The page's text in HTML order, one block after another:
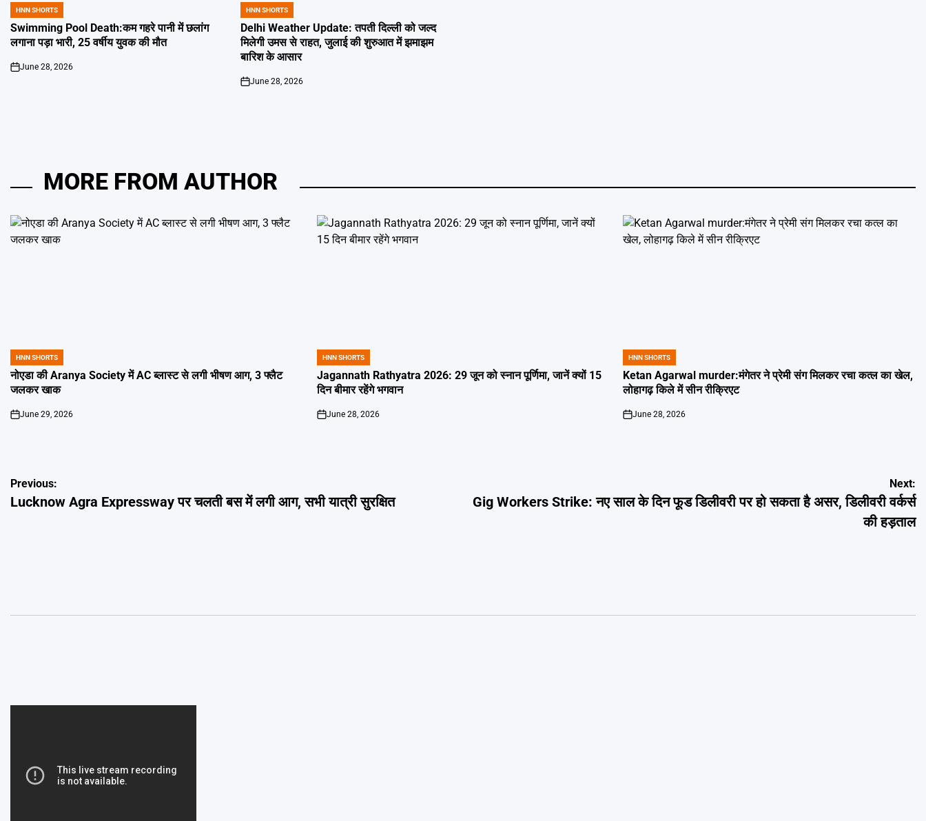
POSTED
IN
HNN SHORTS
Swimming Pool Death:कम गहरे पानी में छलांग
लगाना पड़ा भारी, 25 वर्षीय युवक की मौत
on
June 28, 2026
POSTED
IN
HNN SHORTS
Delhi Weather Update: तपती दिल्ली को जल्द
मिलेगी उमस से राहत, जुलाई की शुरुआत में झमाझम
बारिश के आसार
on
June 28, 2026
MORE FROM AUTHOR
POSTED
IN
HNN SHORTS
नोएडा की Aranya Society में AC ब्लास्ट से लगी भीषण आग, 3 फ्लैट
जलकर खाक
on
June 29, 2026
POSTED
IN
HNN SHORTS
Jagannath Rathyatra 2026: 29 जून को स्नान पूर्णिमा, जानें क्यों 15
दिन बीमार रहेंगे भगवान
on
June 28, 2026
POSTED
IN
HNN SHORTS
Ketan Agarwal murder:मंगेतर ने प्रेमी संग मिलकर रचा कत्ल का खेल,
लोहागढ़ किले में सीन रीक्रिएट
on
June 28, 2026
Post
navigation
Previous:
Lucknow Agra Expressway पर चलती बस में लगी आग, सभी यात्री सुरक्षित
Next:
Gig Workers Strike: नए साल के दिन फूड डिलीवरी पर हो सकता है असर, डिलीवरी वर्कर्स
की हड़ताल